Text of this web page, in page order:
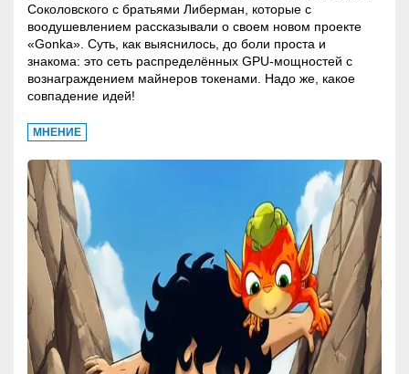
Соколовского с братьями Либерман, которые с
воодушевлением рассказывали о своем новом проекте
«Gonka». Суть, как выяснилось, до боли проста и
знакома: это сеть распределённых GPU-мощностей с
вознаграждением майнеров токенами. Надо же, какое
совпадение идей!
МНЕНИЕ